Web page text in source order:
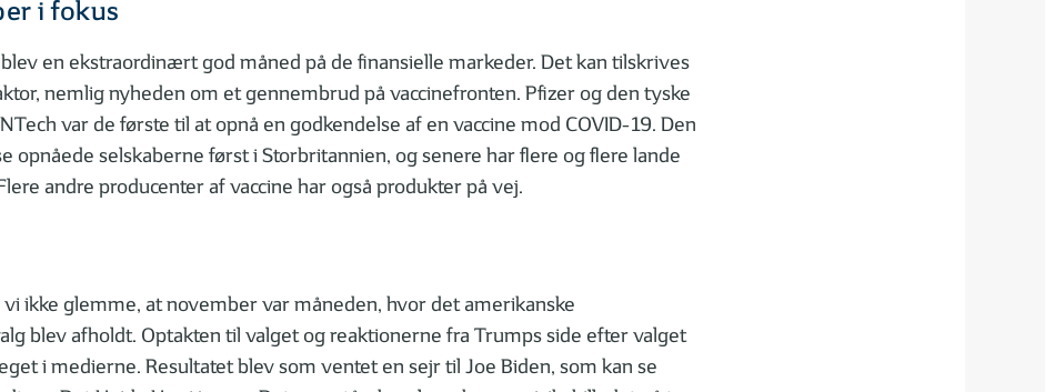
i fokus
en ekstraordinært god måned på de finansielle markeder. Det kan tilskrives
nemlig nyheden om et gennembrud på vaccinefronten. Pfizer og den tyske
var de første til at opnå en godkendelse af en vaccine mod COVID-19. Den
opnåede selskaberne først i Storbritannien, og senere har flere og flere lande
andre producenter af vaccine har også produkter på vej.
ikke glemme, at november var måneden, hvor det amerikanske
blev afholdt. Optakten til valget og reaktionerne fra Trumps side efter valget
i medierne. Resultatet blev som ventet en sejr til Joe Biden, som kan se